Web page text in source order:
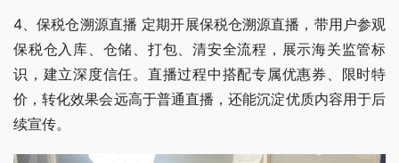
4、保税仓溯源直播 定期开展保税仓溯源直播，带用户参观
保税仓入库、仓储、打包、清安全流程，展示海关监管标
识，建立深度信任。直播过程中搭配专属优惠券、限时特
价，转化效果会远高于普通直播，还能沉淀优质内容用于后
续宣传。